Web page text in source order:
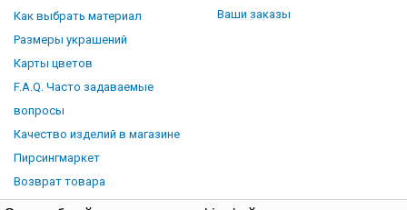
Как выбрать материал
Размеры украшений
Карты цветов
F.A.Q. Часто задаваемые
вопросы
Качество изделий в магазине
Пирсингмаркет
Возврат товара
Ваши заказы